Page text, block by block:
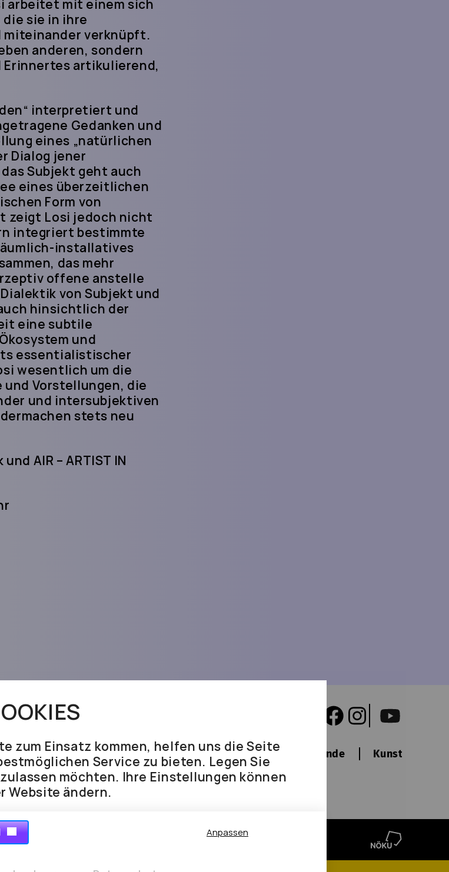
zum Einsatz kommen, helfen uns die Seite
Service zu bieten. Legen Sie
möchten. Ihre Einstellungen können
Website ändern.
Anpassen
arbeitet mit einem sich
sie in ihre
verknüpft.
anderen, sondern
Erinnertes artikulierend,
interpretiert und
Gedanken und
eines „natürlichen
Dialog jener
Subjekt geht auch
eines überzeitlichen
Form von
zeigt Losi jedoch nicht
integriert bestimmte
installatives
das mehr
offene anstelle
von Subjekt und
hinsichtlich der
eine subtile
und
essentialistischer
wesentlich um die
Vorstellungen, die
und intersubjektiven
stets neu
AIR – ARTIST IN
B2B Tourismus Partner Newsletter Freunde Kunstsalon
Hinweisgeber:innen